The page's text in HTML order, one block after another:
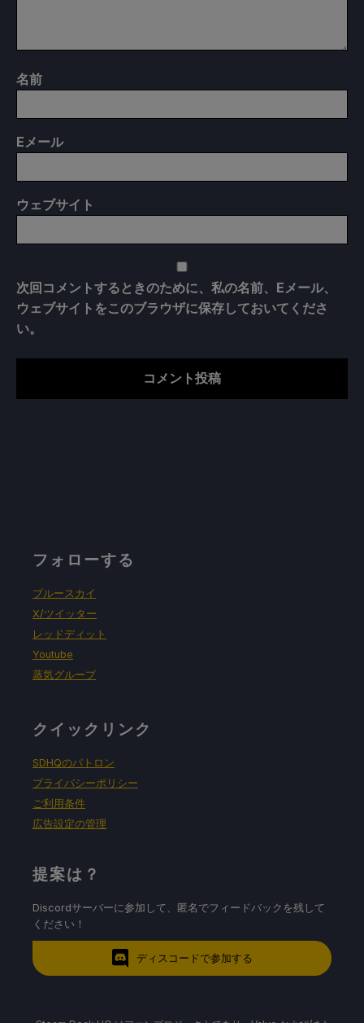
名前
Eメール
ウェブサイト
次回コメントするときのために、私の名前、Eメール、
ウェブサイトをこのブラウザに保存しておいてくださ
い。
フォローする
ブルースカイ
X/ツイッター
レッドディット
Youtube
蒸気グループ
クイックリンク
SDHQのパトロン
プライバシーポリシー
ご利用条件
広告設定の管理
提案は？
Discordサーバーに参加して、匿名でフィードバックを残して
ください！
ディスコードで参加する